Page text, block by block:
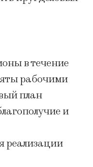
в течение
рабочими
план
и
реализации